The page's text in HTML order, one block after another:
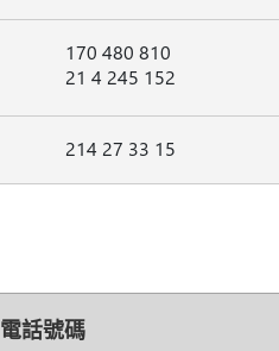
170 480 810
21 4 245 152
214 27 33 15
電話號碼